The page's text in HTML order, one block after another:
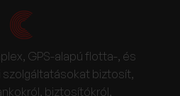
GPS-alapú flotta-, és
szolgáltatásokat biztosít,
biztosítókról,